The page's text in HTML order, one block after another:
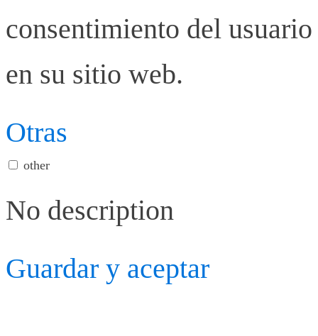
consentimiento del
en su sitio web.
Otras
other
No description
Guardar y aceptar